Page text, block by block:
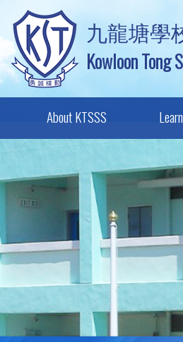
九龍塘學
Kowloon Tong
About KTSSS